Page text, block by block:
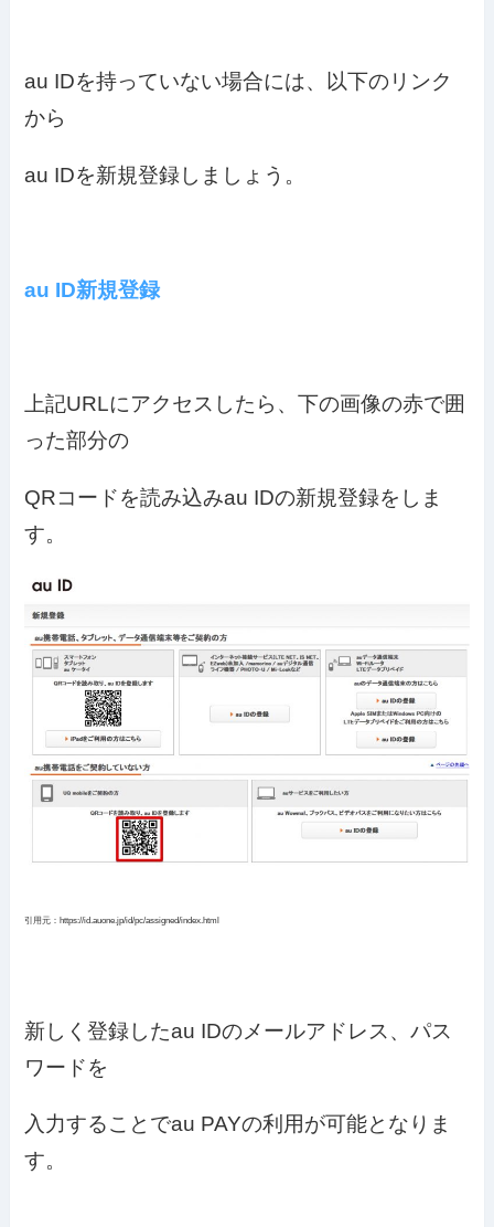
au IDを持っていない場合には、以下のリンク
から
au IDを新規登録しましょう。
au ID新規登録
上記URLにアクセスしたら、下の画像の赤で囲
った部分の
QRコードを読み込みau IDの新規登録をしま
す。
引用元：https://id.auone.jp/id/pc/assigned/index.html
新しく登録したau IDのメールアドレス、パス
ワードを
入力することでau PAYの利用が可能となりま
す。